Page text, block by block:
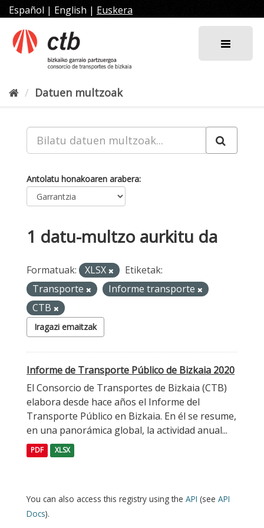
Joan
edukira
Español | English | Euskera
Datuen multzoak
Antolatu honakoaren arabera
1 datu-multzo aurkitu da
Formatuak: XLSX
Etiketak:
Transporte
Informe transporte
CTB
Iragazi emaitzak
Informe de Transporte Público de Bizkaia 2020
El Consorcio de Transportes de Bizkaia (CTB)
elabora desde hace años el Informe del
Transporte Público en Bizkaia. En él se resume,
en una panorámica global, la actividad anual...
PDF XLSX
You can also access this registry using the API (see API
Docs).